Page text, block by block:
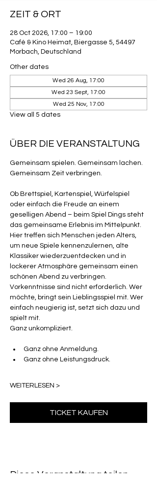
ZEIT & ORT
28 Oct 2026, 17:00 – 19:00
Café & Kino Heimat, Biergasse 5, 54497
Morbach, Deutschland
Other dates
Wed 26 Aug, 17:00
Wed 23 Sept, 17:00
Wed 25 Nov, 17:00
View all 5 dates
ÜBER DIE VERANSTALTUNG
Gemeinsam spielen. Gemeinsam lachen.
Gemeinsam Zeit verbringen.
Ob Brettspiel, Kartenspiel, Würfelspiel
oder einfach die Freude an einem
geselligen Abend – beim Spiel Dings steht
das gemeinsame Erlebnis im Mittelpunkt.
Hier treffen sich Menschen jeden Alters,
um neue Spiele kennenzulernen, alte
Klassiker wiederzuentdecken und in
lockerer Atmosphäre gemeinsam einen
schönen Abend zu verbringen.
Vorkenntnisse sind nicht erforderlich. Wer
möchte, bringt sein Lieblingsspiel mit. Wer
einfach neugierig ist, setzt sich dazu und
spielt mit.
Ganz unkompliziert.
Ganz ohne Anmeldung.
Ganz ohne Leistungsdruck.
WEITERLESEN >
TICKET KAUFEN
Diese Veranstaltung teilen